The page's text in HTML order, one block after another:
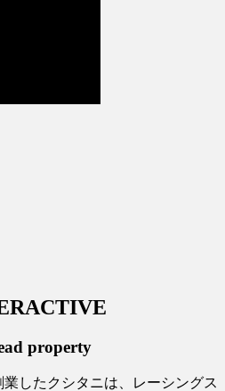
property
したクシタニは、レーシングス